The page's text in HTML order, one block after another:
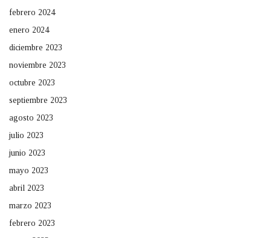
febrero 2024
enero 2024
diciembre 2023
noviembre 2023
octubre 2023
septiembre 2023
agosto 2023
julio 2023
junio 2023
mayo 2023
abril 2023
marzo 2023
febrero 2023